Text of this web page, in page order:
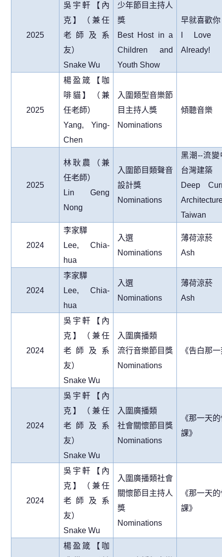
2025
吳宇軒【內
克】（兼任
老師及系
友）
Snake Wu
少年節目主持人
獎
Best Host in a
Children and
Youth Show
早就喜歡你
I Love
Already!
2025
楊盈箴【咖
啡貓】（兼
任老師）
Yang, Ying-
Chen
入圍類型音樂節
目主持人獎
Nominations
傾聽音樂
2025
林耿農（兼
任老師）
Lin Geng
Nong
入圍節目類聲音
設計獎
Nominations
黑潮--流變
台灣建築
Deep
Taiwan
2024
李家驊
Lee, Chia-
hua
入選
Nominations
薄荷涼菸
Ash
2024
李家驊
Lee, Chia-
hua
入選
Nominations
薄荷涼菸
Ash
2024
吳宇軒【內
克】（兼任
老師及系
友）
Snake Wu
入圍廣播類
流行音樂節目獎
Nominations
《告白那
2024
吳宇軒【內
克】（兼任
老師及系
友）
Snake Wu
入圍廣播類
社會關懷節目獎
Nominations
《那一天
課》
2024
吳宇軒【內
克】（兼任
老師及系
友）
Snake Wu
入圍廣播類社會
關懷節目主持人
獎
Nominations
《那一天
課》
楊盈箴【咖